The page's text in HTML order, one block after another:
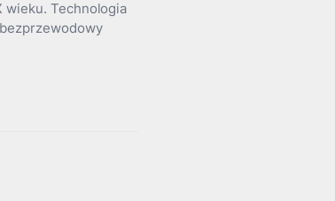
wieku. Technologia